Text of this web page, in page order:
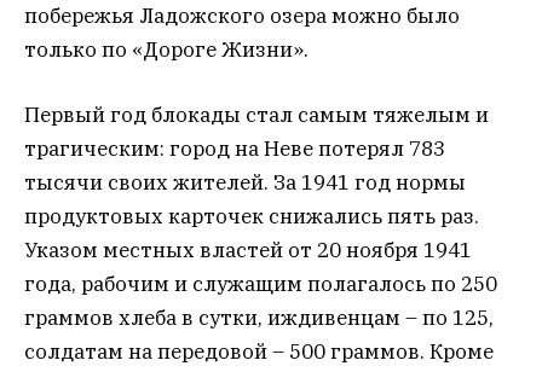
побережья Ладожского озера можно было
только по «Дороге Жизни».
Первый год блокады стал самым тяжелым и
трагическим: город на Неве потерял 783
тысячи своих жителей. За 1941 год нормы
продуктовых карточек снижались пять раз.
Указом местных властей от 20 ноября 1941
года, рабочим и служащим полагалось по 250
граммов хлеба в сутки, иждивенцам – по 125,
солдатам на передовой – 500 граммов. Кроме